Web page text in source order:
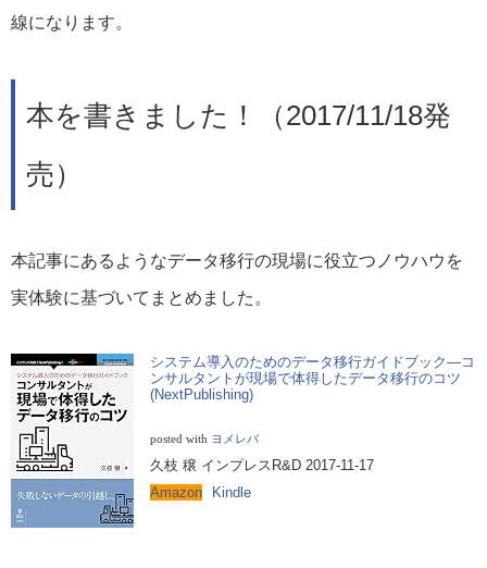
線になります。
本を書きました！（2017/11/18発
売）
本記事にあるようなデータ移行の現場に役立つノウハウを
実体験に基づいてまとめました。
システム導入のためのデータ移行ガイドブック―コ
ンサルタントが現場で体得したデータ移行のコツ
(NextPublishing)
posted with ヨメレバ
久枝 穣 インプレスR&D 2017-11-17
Amazon
Kindle